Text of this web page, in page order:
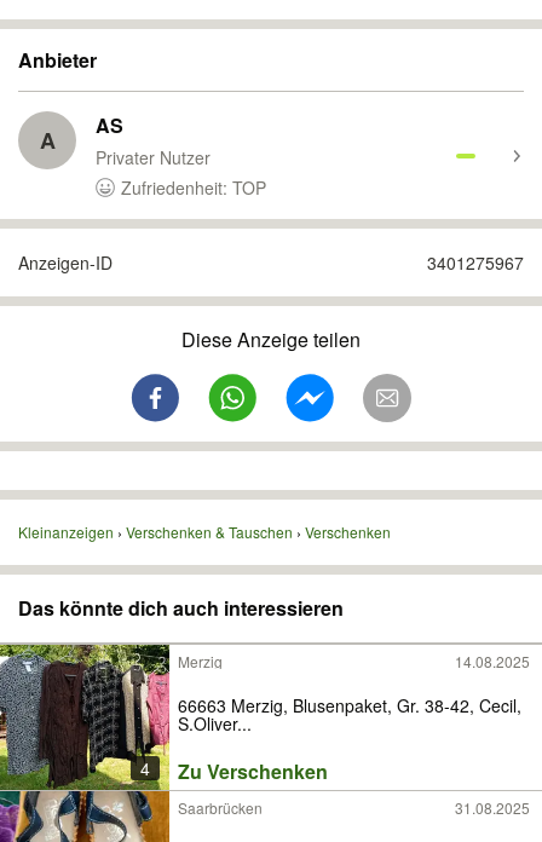
Anbieter
A AS
Privater Nutzer
Zufriedenheit: TOP
Anzeigen-ID 3401275967
Diese Anzeige teilen
Kleinanzeigen Verschenken & Tauschen Verschenken
Das könnte dich auch interessieren
4
Merzig 14.08.2025
66663 Merzig, Blusenpaket, Gr. 38-42, Cecil,
S.Oliver...
Zu Verschenken
Saarbrücken 31.08.2025